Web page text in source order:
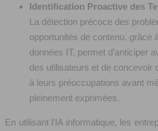
Identification Proactive des
La détection précoce des
opportunités de contenu, grâce
données IT, permet d’anticiper
des utilisateurs et de concevoir
à leurs préoccupations avant
pleinement exprimées.
En utilisant l’IA informatique, les